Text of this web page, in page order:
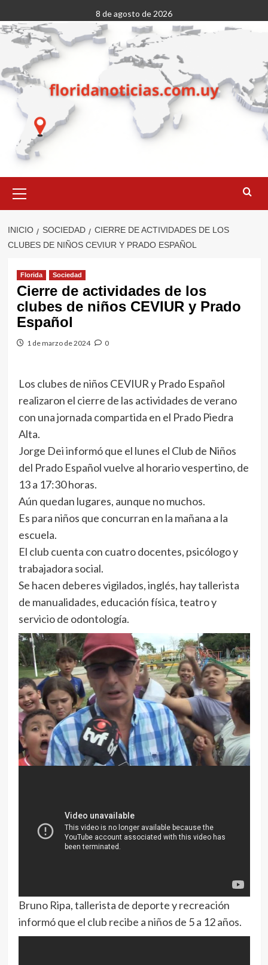
al
contenido
8 de agosto de 2026
primario
INICIO SOCIEDAD
CIERRE DE ACTIVIDADES DE LOS
CLUBES DE NIÑOS CEVIUR Y PRADO ESPAÑOL
Florida Sociedad
Cierre de actividades de los
clubes de niños CEVIUR y Prado
Español
1 de marzo de 2024 0
Los clubes de niños CEVIUR y Prado Español
realizaron el cierre de las actividades de verano
con una jornada compartida en el Prado Piedra
Alta.
Jorge Dei informó que el lunes el Club de Niños
del Prado Español vuelve al horario vespertino, de
13 a 17:30 horas.
Aún quedan lugares, aunque no muchos.
Es para niños que concurran en la mañana a la
escuela.
El club cuenta con cuatro docentes, psicólogo y
trabajadora social.
Se hacen deberes vigilados, inglés, hay tallerista
de manualidades, educación física, teatro y
servicio de odontología.
Bruno Ripa, tallerista de deporte y recreación
informó que el club recibe a niños de 5 a 12 años.